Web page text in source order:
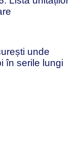
unde
în serile lungi